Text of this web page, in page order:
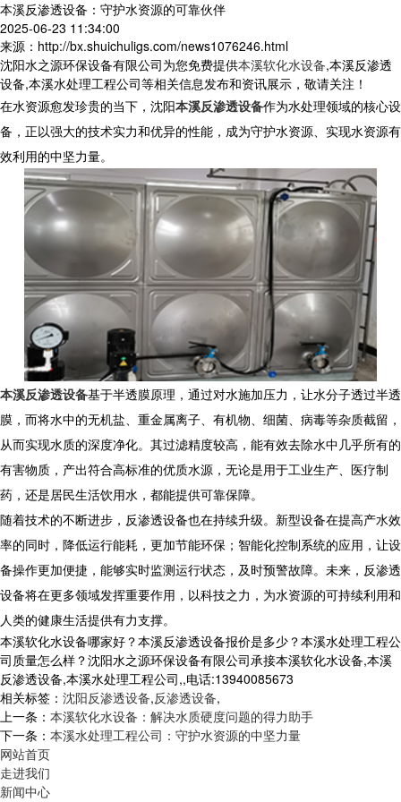
本溪反渗透设备：守护水资源的可靠伙伴
2025-06-23 11:34:00
来源：http://bx.shuichuligs.com/news1076246.html
沈阳水之源环保设备有限公司为您免费提供本溪软化水设备,本溪反渗透
设备,本溪水处理工程公司等相关信息发布和资讯展示，敬请关注！
在水资源愈发珍贵的当下，沈阳本溪反渗透设备作为水处理领域的核心设
备，正以强大的技术实力和优异的性能，成为守护水资源、实现水资源有
效利用的中坚力量。
本溪反渗透设备基于半透膜原理，通过对水施加压力，让水分子透过半透
膜，而将水中的无机盐、重金属离子、有机物、细菌、病毒等杂质截留，
从而实现水质的深度净化。其过滤精度较高，能有效去除水中几乎所有的
有害物质，产出符合高标准的优质水源，无论是用于工业生产、医疗制
药，还是居民生活饮用水，都能提供可靠保障。​
随着技术的不断进步，反渗透设备也在持续升级。新型设备在提高产水效
率的同时，降低运行能耗，更加节能环保；智能化控制系统的应用，让设
备操作更加便捷，能够实时监测运行状态，及时预警故障。未来，反渗透
设备将在更多领域发挥重要作用，以科技之力，为水资源的可持续利用和
人类的健康生活提供有力支撑。
本溪软化水设备哪家好？本溪反渗透设备报价是多少？本溪水处理工程公
司质量怎么样？沈阳水之源环保设备有限公司承接本溪软化水设备,本溪
反渗透设备,本溪水处理工程公司,,电话:13940085673
相关标签： 沈阳反渗透设备,反渗透设备,
上一条： 本溪软化水设备：解决水质硬度问题的得力助手
下一条： 本溪水处理工程公司：守护水资源的中坚力量
网站首页
走进我们
新闻中心